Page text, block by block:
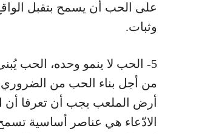
على الحب أن يسمح بتقبل
وثبات.
5- الحب لا ينمو وحده، الحب يُبنى
من أجل بناء الحب من الضروري
أرض الملعب يجب أن تعرفا أن
الادّعاء هي عناصر أساسية